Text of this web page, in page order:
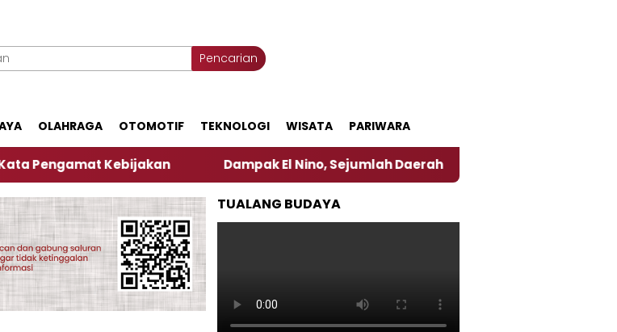
Pencarian
OLAHRAGA OTOMOTIF TEKNOLOGI WISATA PARIWARA
Kebijakan Dampak El Nino, Sejumlah Daerah di Jember Alami Krisi Air
TUALANG BUDAYA